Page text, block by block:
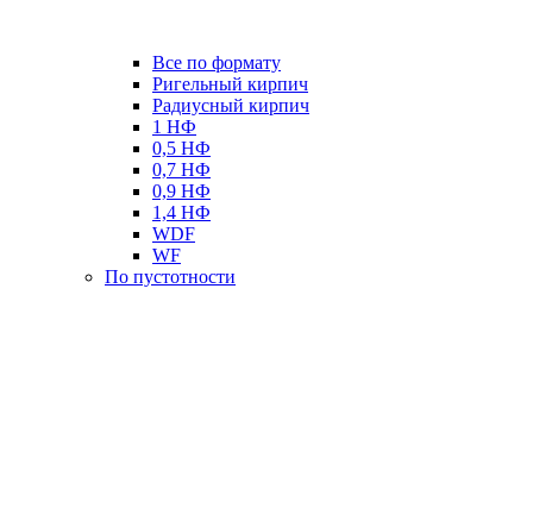
Все по формату
Ригельный кирпич
Радиусный кирпич
1 НФ
0,5 НФ
0,7 НФ
0,9 НФ
1,4 НФ
WDF
WF
По пустотности